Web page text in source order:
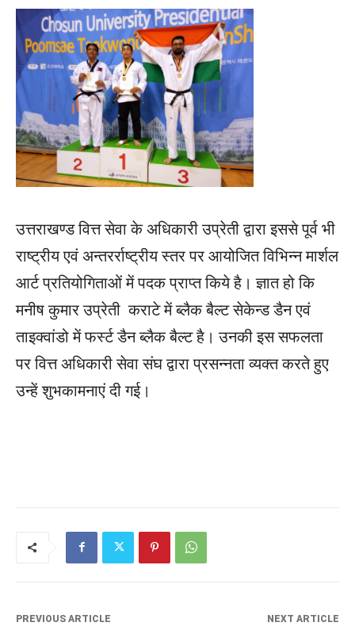
उत्तराखण्ड वित्त सेवा के अधिकारी उप्रेती द्वारा इससे पूर्व भी
राष्ट्रीय एवं अन्तरर्राष्ट्रीय स्तर पर आयोजित विभिन्न मार्शल
आर्ट प्रतियोगिताओं में पदक प्राप्त किये है। ज्ञात हो कि
मनीष कुमार उप्रेती कराटे में ब्लैक बैल्ट सेकेन्ड डैन एवं
ताइक्वांडो में फर्स्ट डैन ब्लैक बैल्ट है। उनकी इस सफलता
पर वित्त अधिकारी सेवा संघ द्वारा प्रसन्नता व्यक्त करते हुए
उन्हें शुभकामनाएं दी गई।
PREVIOUS ARTICLE NEXT ARTICLE